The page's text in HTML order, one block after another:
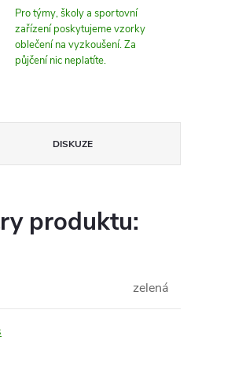
Pro týmy, školy a sportovní
zařízení poskytujeme vzorky
oblečení na vyzkoušení. Za
půjčení nic neplatíte.
DISKUZE
produktu:
zelená